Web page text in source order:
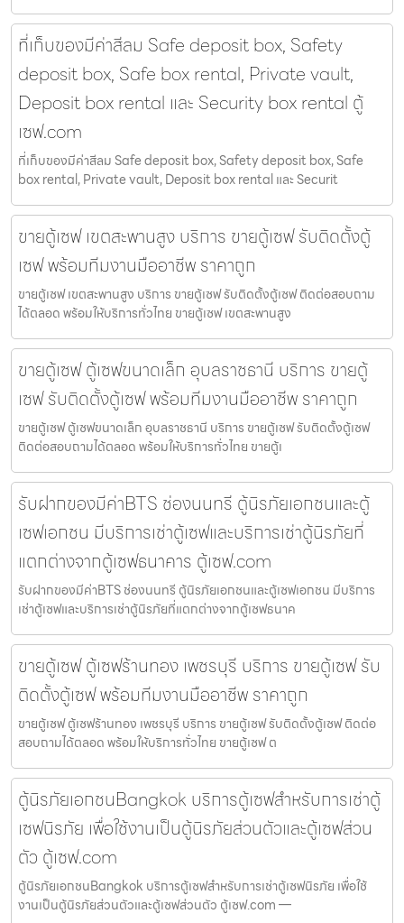
ที่เก็บของมีค่าสีลม Safe deposit box, Safety
deposit box, Safe box rental, Private vault,
Deposit box rental และ Security box rental ตู้
เซฟ.com
ที่เก็บของมีค่าสีลม Safe deposit box, Safety deposit box, Safe
box rental, Private vault, Deposit box rental และ Securit
ขายตู้เซฟ เขตสะพานสูง บริการ ขายตู้เซฟ รับติดตั้งตู้
เซฟ พร้อมทีมงานมืออาชีพ ราคาถูก
ขายตู้เซฟ เขตสะพานสูง บริการ ขายตู้เซฟ รับติดตั้งตู้เซฟ ติดต่อสอบถาม
ได้ตลอด พร้อมให้บริการทั่วไทย ขายตู้เซฟ เขตสะพานสูง
ขายตู้เซฟ ตู้เซฟขนาดเล็ก อุบลราชธานี บริการ ขายตู้
เซฟ รับติดตั้งตู้เซฟ พร้อมทีมงานมืออาชีพ ราคาถูก
ขายตู้เซฟ ตู้เซฟขนาดเล็ก อุบลราชธานี บริการ ขายตู้เซฟ รับติดตั้งตู้เซฟ
ติดต่อสอบถามได้ตลอด พร้อมให้บริการทั่วไทย ขายตู้เ
รับฝากของมีค่าBTS ช่องนนทรี ตู้นิรภัยเอกชนและตู้
เซฟเอกชน มีบริการเช่าตู้เซฟและบริการเช่าตู้นิรภัยที่
แตกต่างจากตู้เซฟธนาคาร ตู้เซฟ.com
รับฝากของมีค่าBTS ช่องนนทรี ตู้นิรภัยเอกชนและตู้เซฟเอกชน มีบริการ
เช่าตู้เซฟและบริการเช่าตู้นิรภัยที่แตกต่างจากตู้เซฟธนาค
ขายตู้เซฟ ตู้เซฟร้านทอง เพชรบุรี บริการ ขายตู้เซฟ รับ
ติดตั้งตู้เซฟ พร้อมทีมงานมืออาชีพ ราคาถูก
ขายตู้เซฟ ตู้เซฟร้านทอง เพชรบุรี บริการ ขายตู้เซฟ รับติดตั้งตู้เซฟ ติดต่อ
สอบถามได้ตลอด พร้อมให้บริการทั่วไทย ขายตู้เซฟ ต
ตู้นิรภัยเอกชนBangkok บริการตู้เซฟสำหรับการเช่าตู้
เซฟนิรภัย เพื่อใช้งานเป็นตู้นิรภัยส่วนตัวและตู้เซฟส่วน
ตัว ตู้เซฟ.com
ตู้นิรภัยเอกชนBangkok บริการตู้เซฟสำหรับการเช่าตู้เซฟนิรภัย เพื่อใช้
งานเป็นตู้นิรภัยส่วนตัวและตู้เซฟส่วนตัว ตู้เซฟ.com —